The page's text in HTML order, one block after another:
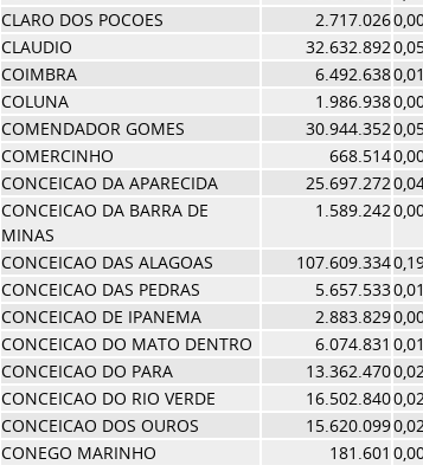
CLARO DOS POCOES 2.717.026
CLAUDIO 32.632.892
COIMBRA 6.492.638
COLUNA 1.986.938
COMENDADOR GOMES 30.944.352
COMERCINHO 668.514
CONCEICAO DA APARECIDA 25.697.272
CONCEICAO DA BARRA DE
MINAS
1.589.242
CONCEICAO DAS ALAGOAS 107.609.334
CONCEICAO DAS PEDRAS 5.657.533
CONCEICAO DE IPANEMA 2.883.829
CONCEICAO DO MATO DENTRO 6.074.831
CONCEICAO DO PARA 13.362.470
CONCEICAO DO RIO VERDE 16.502.840
CONCEICAO DOS OUROS 15.620.099
CONEGO MARINHO 181.601